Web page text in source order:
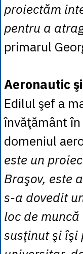
proiectăm
pentru a
primarul
Aeronautic
Edilul şef a
învăţământ
domeniul
este un
Braşov, este
s-a dovedit
loc de
susţinut şi îşi